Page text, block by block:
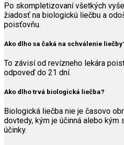
Po skompletizovaní všetkých
žiadosť na biologickú liečbu a
poisťovňu.
Ako dlho sa čaká na schválenie
To závisí od revízneho lekára
odpoveď do 21 dní.
Ako dlho trvá biologická liečba?
Biologická liečba nie je časovo
dovtedy, kým je účinná alebo kým
účinky.